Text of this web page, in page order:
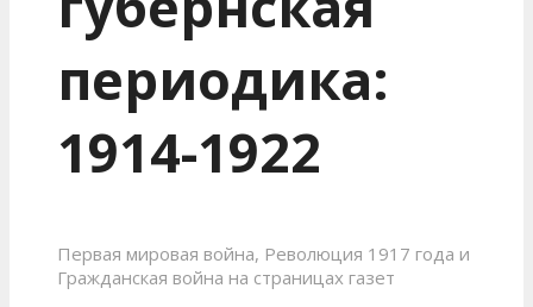
периодика:
1914-1922
Первая мировая война, Революция 1917 года и
Гражданская война на страницах газет